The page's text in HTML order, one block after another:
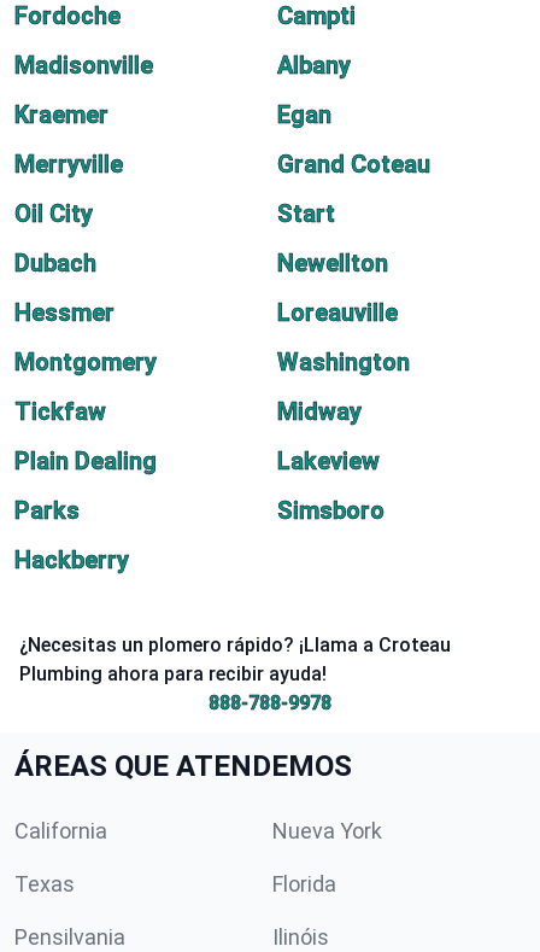
Fordoche
Campti
Madisonville
Albany
Kraemer
Egan
Merryville
Grand Coteau
Oil City
Start
Dubach
Newellton
Hessmer
Loreauville
Montgomery
Washington
Tickfaw
Midway
Plain Dealing
Lakeview
Parks
Simsboro
Hackberry
¿Necesitas un plomero rápido? ¡Llama a Croteau
Plumbing ahora para recibir ayuda!
888-788-9978
ÁREAS QUE ATENDEMOS
California Nueva York
Texas Florida
Pensilvania Ilinóis